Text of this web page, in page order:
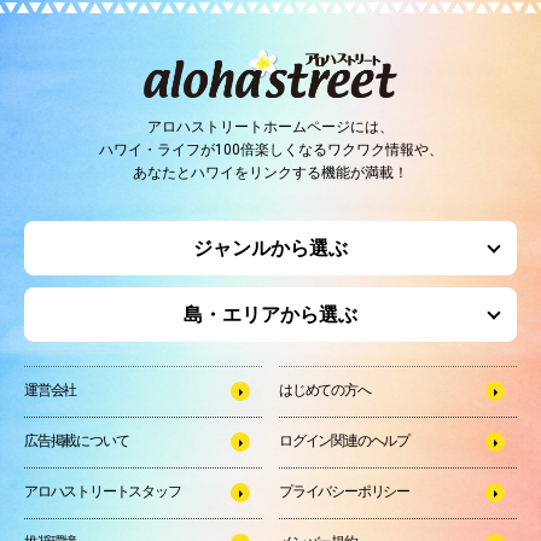
アロハストリートホームページには、
ハワイ・ライフが100倍楽しくなるワクワク情報や、
あなたとハワイをリンクする機能が満載！
ジャンルから選ぶ
島・エリアから選ぶ
運営会社 はじめての方へ
広告掲載について ログイン関連のヘルプ
アロハストリートスタッフ プライバシーポリシー